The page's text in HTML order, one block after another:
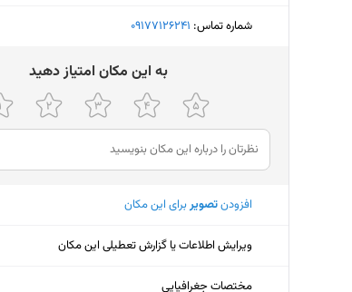
شماره تماس: ‎09177126241
ﺑﻪ اﯾﻦ ﻣﮑﺎن اﻣﺘﯿﺎز دﻫﯿﺪ
افزودنتصویربرای این مکان
ویرایش اطلاعات یا گزارش تعطیلی این مکان
مختصات جغرافیایی